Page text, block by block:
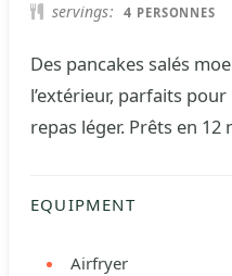
servings 4 PERSONNES
Des pancakes salés
l’extérieur, parfaits
repas léger. Prêts en
EQUIPMENT
Airfryer